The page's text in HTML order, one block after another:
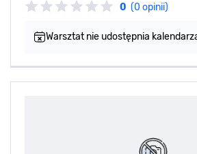
0 (0 opinii)
Warsztat nie udostępnia